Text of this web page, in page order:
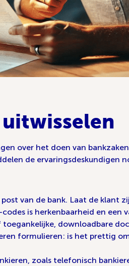
over het doen van
de ervaringsdeskundigen
van de bank. Laat de klant
is herkenbaarheid en
toegankelijke, downloadbare
formulieren: is het prettig
zoals telefonisch